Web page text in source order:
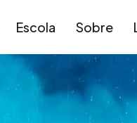
Escola Sobre